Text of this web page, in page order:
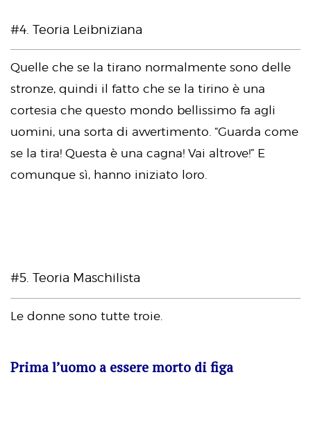
#4. Teoria Leibniziana
Quelle che se la tirano normalmente sono delle
stronze, quindi il fatto che se la tirino è una
cortesia che questo mondo bellissimo fa agli
uomini, una sorta di avvertimento. “Guarda come
se la tira! Questa è una cagna! Vai altrove!” E
comunque sì, hanno iniziato loro.
#5. Teoria Maschilista
Le donne sono tutte troie.
Prima l’uomo a essere morto di figa